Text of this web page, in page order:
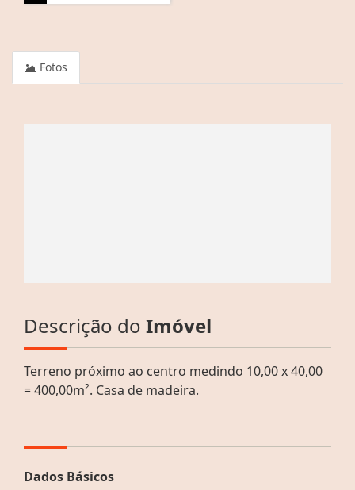
Fotos
Descrição do Imóvel
Terreno próximo ao centro medindo 10,00 x 40,00
= 400,00m². Casa de madeira.
Dados Básicos